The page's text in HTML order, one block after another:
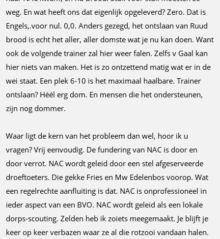
weg. En wat heeft ons dat eigenlijk opgeleverd? Zero. Dat is
Engels,.voor nul. 0,0. Anders gezegd, het ontslaan van Ruud
brood is echt het aller, aller domste wat je nu kan doen. Want
ook de volgende trainer zal hier weer falen. Zelfs v Gaal kan
hier niets van maken. Het is zo ontzettend matig wat er in de
wei staat. Een plek 6-10 is het maximaal haalbare. Trainer
ontslaan? Héél erg dom. En mensen die het ondersteunen,
zijn nog dommer.
Waar ligt de kern van het probleem dan wel, hoor ik u
vragen? Vrij eenvoudig. De fundering van NAC is door en
door verrot. NAC wordt geleid door een stel afgeserveerde
droeftoeters. Die gekke Fries en Mw Edelenbos voorop. Wat
een regelrechte aanfluiting is dat. NAC is onprofessioneel in
ieder aspect van een BVO. NAC wordt geleid als een lokale
dorps-scouting. Zelden heb ik zoiets meegemaakt. Je blijft je
keer op keer verbazen waar ze al die rotzooi vandaan halen.